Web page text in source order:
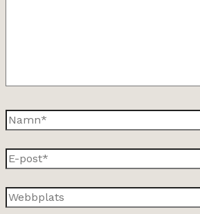
Namn*
E-
post*
Webbplats